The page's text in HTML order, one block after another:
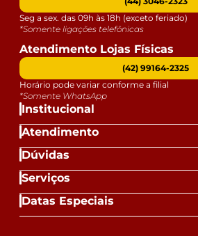
Institucional
Atendimento
Dúvidas
Serviços
Datas Especiais
Seg a sex. das 09h às 18h (exceto feriado)
*Somente ligações telefônicas
Atendimento Lojas Físicas
(42) 99164-2325
Horário pode variar conforme a filial
*Somente WhatsApp